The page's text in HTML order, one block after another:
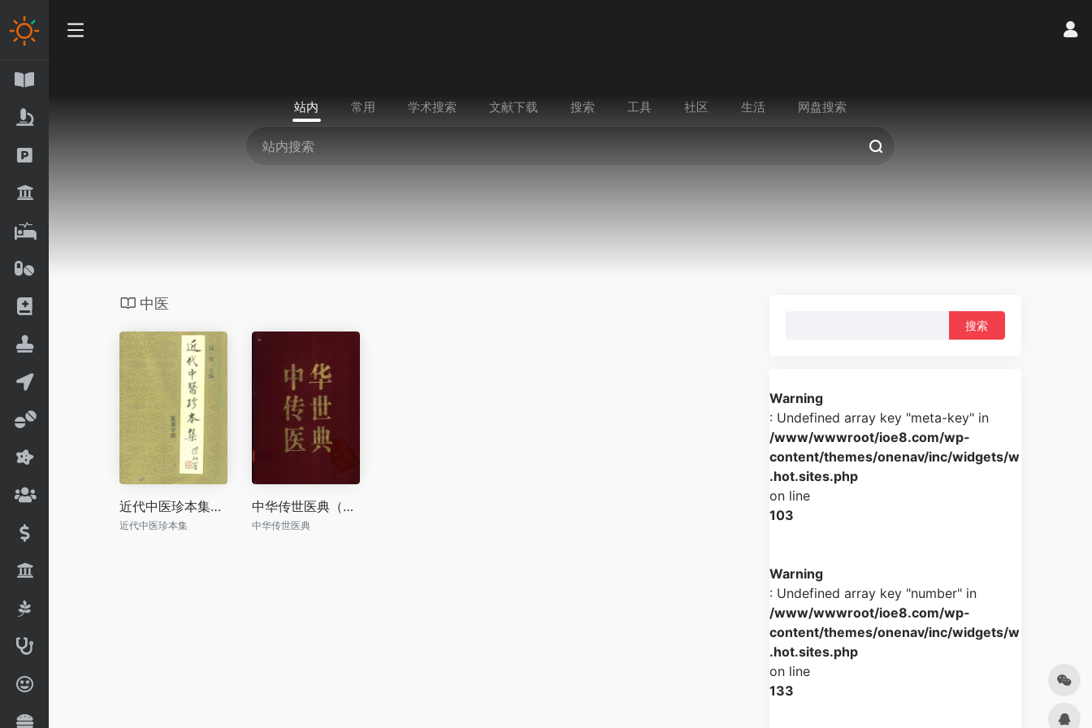
站内 常用 学术搜索 文献下载 搜索 工具 社区 生活 网盘搜索
中医
近代中医珍本集（共十册）
近代中医珍本集
中华传世医典（共十二册）
中华传世医典
Warning
: Undefined array key "meta-key" in
/www/wwwroot/ioe8.com/wp-
content/themes/onenav/inc/widgets/w
.hot.sites.php
on line
103
Warning
: Undefined array key "number" in
/www/wwwroot/ioe8.com/wp-
content/themes/onenav/inc/widgets/w
.hot.sites.php
on line
133